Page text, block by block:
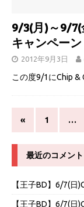
9/3(月)～9/
キャンペーン
2012年9月3日
この度9/1にChip &
« 1 …
最近のコメント
【王子BD】6/7(日
【王子BD】6/7(日